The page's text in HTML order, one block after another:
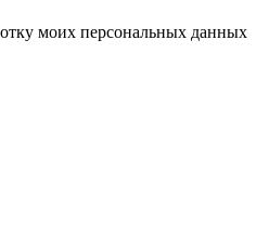
моих персональных данных